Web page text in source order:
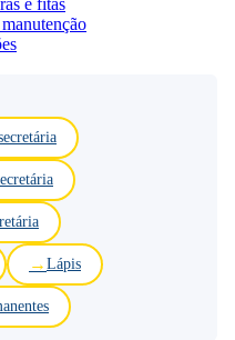
e fitas
Lápis